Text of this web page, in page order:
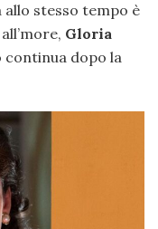
stesso tempo è
Gloria
continua dopo la